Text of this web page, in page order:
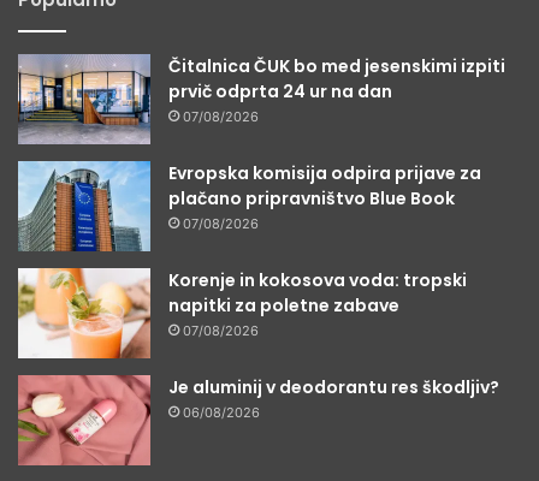
Čitalnica ČUK bo med jesenskimi izpiti
prvič odprta 24 ur na dan
07/08/2026
Evropska komisija odpira prijave za
plačano pripravništvo Blue Book
07/08/2026
Korenje in kokosova voda: tropski
napitki za poletne zabave
07/08/2026
Je aluminij v deodorantu res škodljiv?
06/08/2026